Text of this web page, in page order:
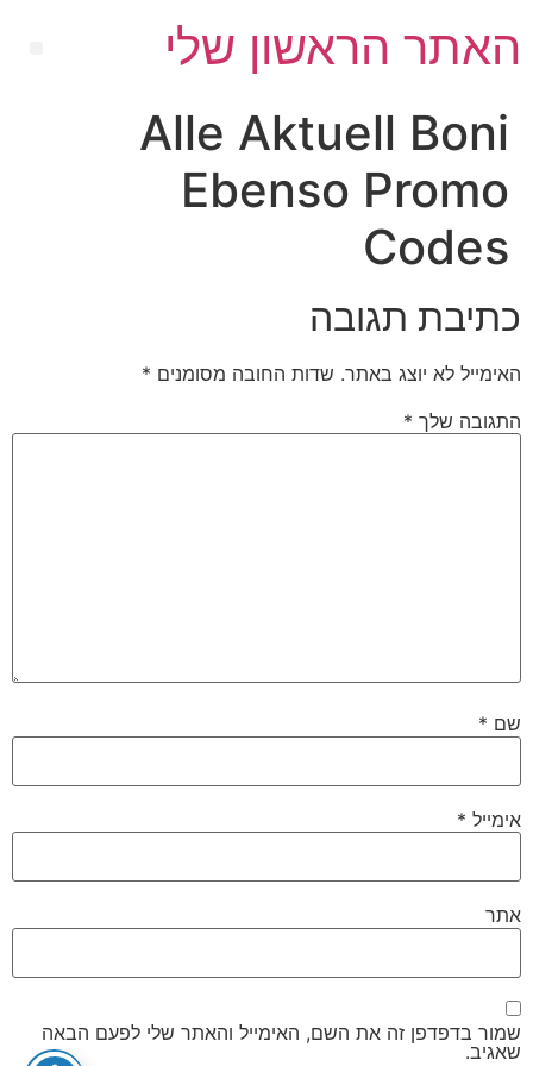
האתר הראשון שלי
Alle Aktuell Boni
Ebenso Promo
Codes
כתיבת תגובה
האימייל לא יוצג באתר. שדות החובה מסומנים *
התגובה שלך *
שם *
אימייל *
אתר
שמור בדפדפן זה את השם, האימייל והאתר שלי לפעם הבאה
שאגיב.